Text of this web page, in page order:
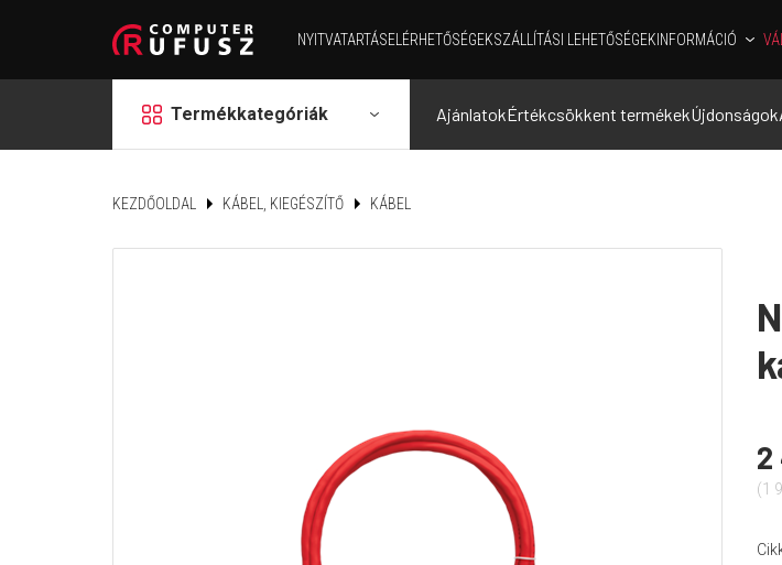
NYITVATARTÁSELÉRHETŐSÉGEKSZÁLLÍTÁSI LEHETŐSÉGEKINFORMÁCIÓ
grid Termékkategóriák AjánlatokÉrtékcsökkent termékekÚjdonságok
KEZDŐOLDAL KÁBEL, KIEGÉSZÍTŐ KÁBEL
2
(1